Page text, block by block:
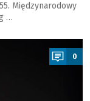
Międzynarodowy
…
0